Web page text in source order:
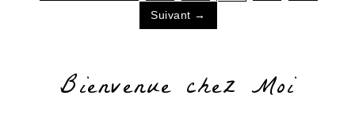
Suivant →
Bienvenue chez Moi